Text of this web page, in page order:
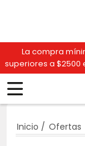
La compra
superiores a $2500
Inicio / Ofertas